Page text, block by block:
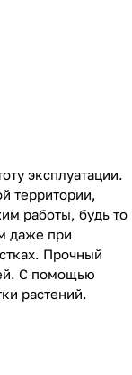
эксплуатации.
территории,
работы, будь то
даже при
Прочный
С помощью
растений.